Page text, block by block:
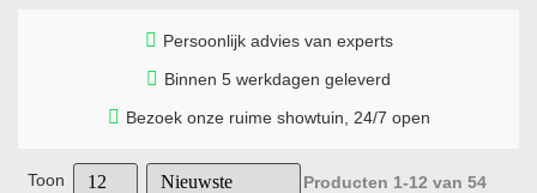
Persoonlijk advies van experts
Binnen 5 werkdagen geleverd
Bezoek onze ruime showtuin, 24/7 open
Toon Producten 1-12 van 54